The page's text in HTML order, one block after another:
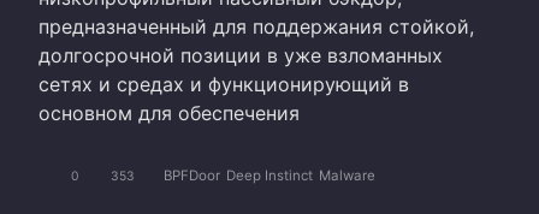
предназначенный для поддержания стойкой,
долгосрочной позиции в уже взломанных
сетях и средах и функционирующий в
основном для обеспечения
0 353 BPFDoor Deep Instinct Malware